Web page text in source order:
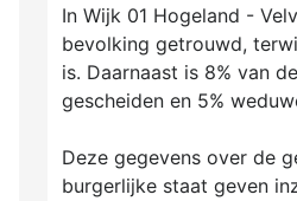
In Wijk 01 Hogeland -
bevolking getrouwd,
is. Daarnaast is 8% van
gescheiden en 5%
Deze gegevens over de
burgerlijke staat geven